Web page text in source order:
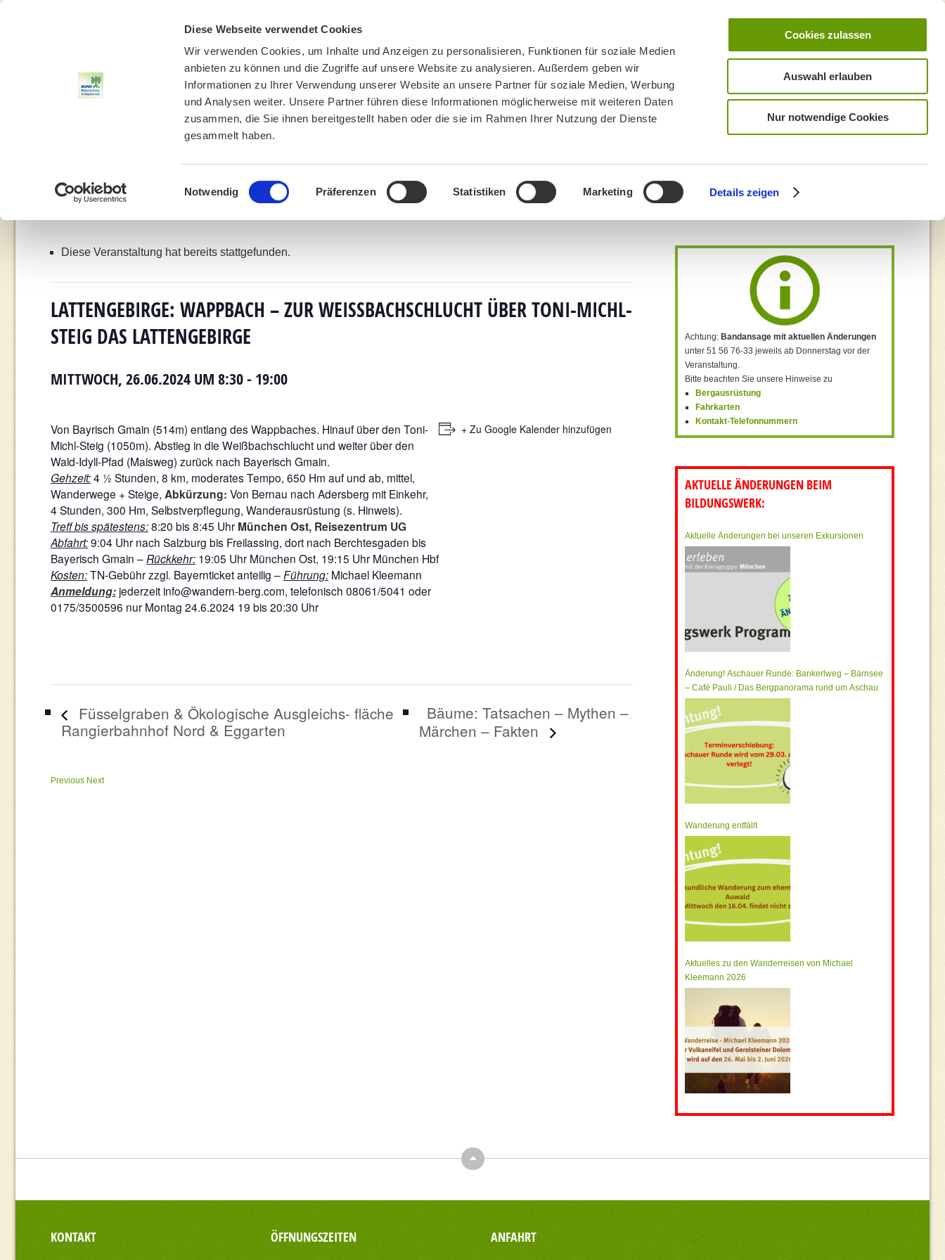
Diese Webseite verwendet Cookies
Wir verwenden Cookies, um Inhalte und Anzeigen zu personalisieren, Funktionen für soziale Medien
anbieten zu können und die Zugriffe auf unsere Website zu analysieren. Außerdem geben wir
Informationen zu Ihrer Verwendung unserer Website an unsere Partner für soziale Medien, Werbung
und Analysen weiter. Unsere Partner führen diese Informationen möglicherweise mit weiteren Daten
zusammen, die Sie ihnen bereitgestellt haben oder die sie im Rahmen Ihrer Nutzung der Dienste
gesammelt haben.
Einwilligungsauswahl
Notwendig Präferenzen Statistiken Marketing Details zeigen
Cookies zulassen
Auswahl erlauben
Nur notwendige Cookies
UMWELTBILDUNG UMWELTBERATUNG BN MÜNCHEN MITMACHEN SPENDEN
You are here: » Veranstaltungen Lattengebirge: Wappbach – zur Weißbachschlucht über Toni-Michl-Steig Das Lattengebirge
Diese Veranstaltung hat bereits stattgefunden.
LATTENGEBIRGE: WAPPBACH – ZUR WEISSBACHSCHLUCHT ÜBER TONI-MICHL-S
TEIG DAS LATTENGEBIRGE
MITTWOCH, 26.06.2024 UM 8:30- 19:00
Von Bayrisch Gmain (514m) entlang des Wappbaches. Hinauf über den Toni-
Michl-Steig (1050m). Abstieg in die Weißbachschlucht und weiter über den
Wald-Idyll-Pfad (Maisweg) zurück nach Bayerisch Gmain.
Gehzeit:4 ½ Stunden, 8 km, moderates Tempo, 650 Hm auf und ab, mittel,
Wanderwege + Steige, Abkürzung: Von Bernau nach Adersberg mit Einkehr,
4 Stunden, 300 Hm, Selbstverpflegung, Wanderausrüstung (s. Hinweis).
Treff bis spätestens:8:20 bis 8:45 Uhr München Ost, Reisezentrum UG
Abfahrt:9:04 Uhr nach Salzburg bis Freilassing, dort nach Berchtesgaden bis
Bayerisch Gmain – Rückkehr: 19:05 Uhr München Ost, 19:15 Uhr München Hbf
Kosten:TN-Gebühr zzgl. Bayernticket anteilig – Führung: Michael Kleemann
Anmeldung: jederzeit info@wandern-berg.com, telefonisch 08061/5041 oder
0175/3500596 nur Montag 24.6.2024 19 bis 20:30 Uhr
+ Zu Google Kalender hinzufügen
Füsselgraben & Ökologische Ausgleichs- fläche
Rangierbahnhof Nord & Eggarten
Bäume: Tatsachen – Mythen –
Märchen – Fakten
Previous Next
Achtung: Bandansage mit aktuellen Änderungen
unter 51 56 76-33 jeweils ab Donnerstag vor der
Veranstaltung.
Bitte beachten Sie unsere Hinweise zu
Bergausrüstung
Fahrkarten
Kontakt-Telefonnummern
AKTUELLE ÄNDERUNGEN BEIM
BILDUNGSWERK:
Aktuelle Änderungen bei unseren Exkursionen
Änderung! Aschauer Runde: Bankerlweg – Bärnsee
– Café Pauli / Das Bergpanorama rund um Aschau
Wanderung entfällt
Aktuelles zu den Wanderreisen von Michael
Kleemann 2026
Top
KONTAKT ÖFFNUNGSZEITEN ANFAHRT